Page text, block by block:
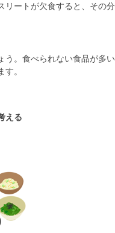
リートが欠食すると、その
。食べられない食品が多
。
える